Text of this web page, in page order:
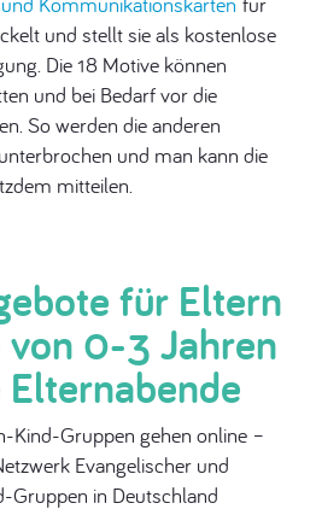
und stellt sie als kostenlose
Die 18 Motive können
und bei Bedarf vor die
So werden die anderen
und man kann die
mitteilen.
für Eltern
0-3 Jahren
Kind-Gruppen gehen online –
Evangelischer und
Gruppen in Deutschland